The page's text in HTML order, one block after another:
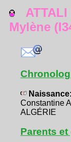
ATTALI
Mylène
Naissance:
Constantine
ALGÉRIE
Parents